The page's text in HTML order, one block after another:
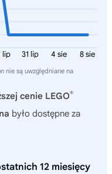
8 sie
4 sie
31 lip
lip
nie są uwzględniane na
cenie LEGO®
było dostępne za
12 miesięcy